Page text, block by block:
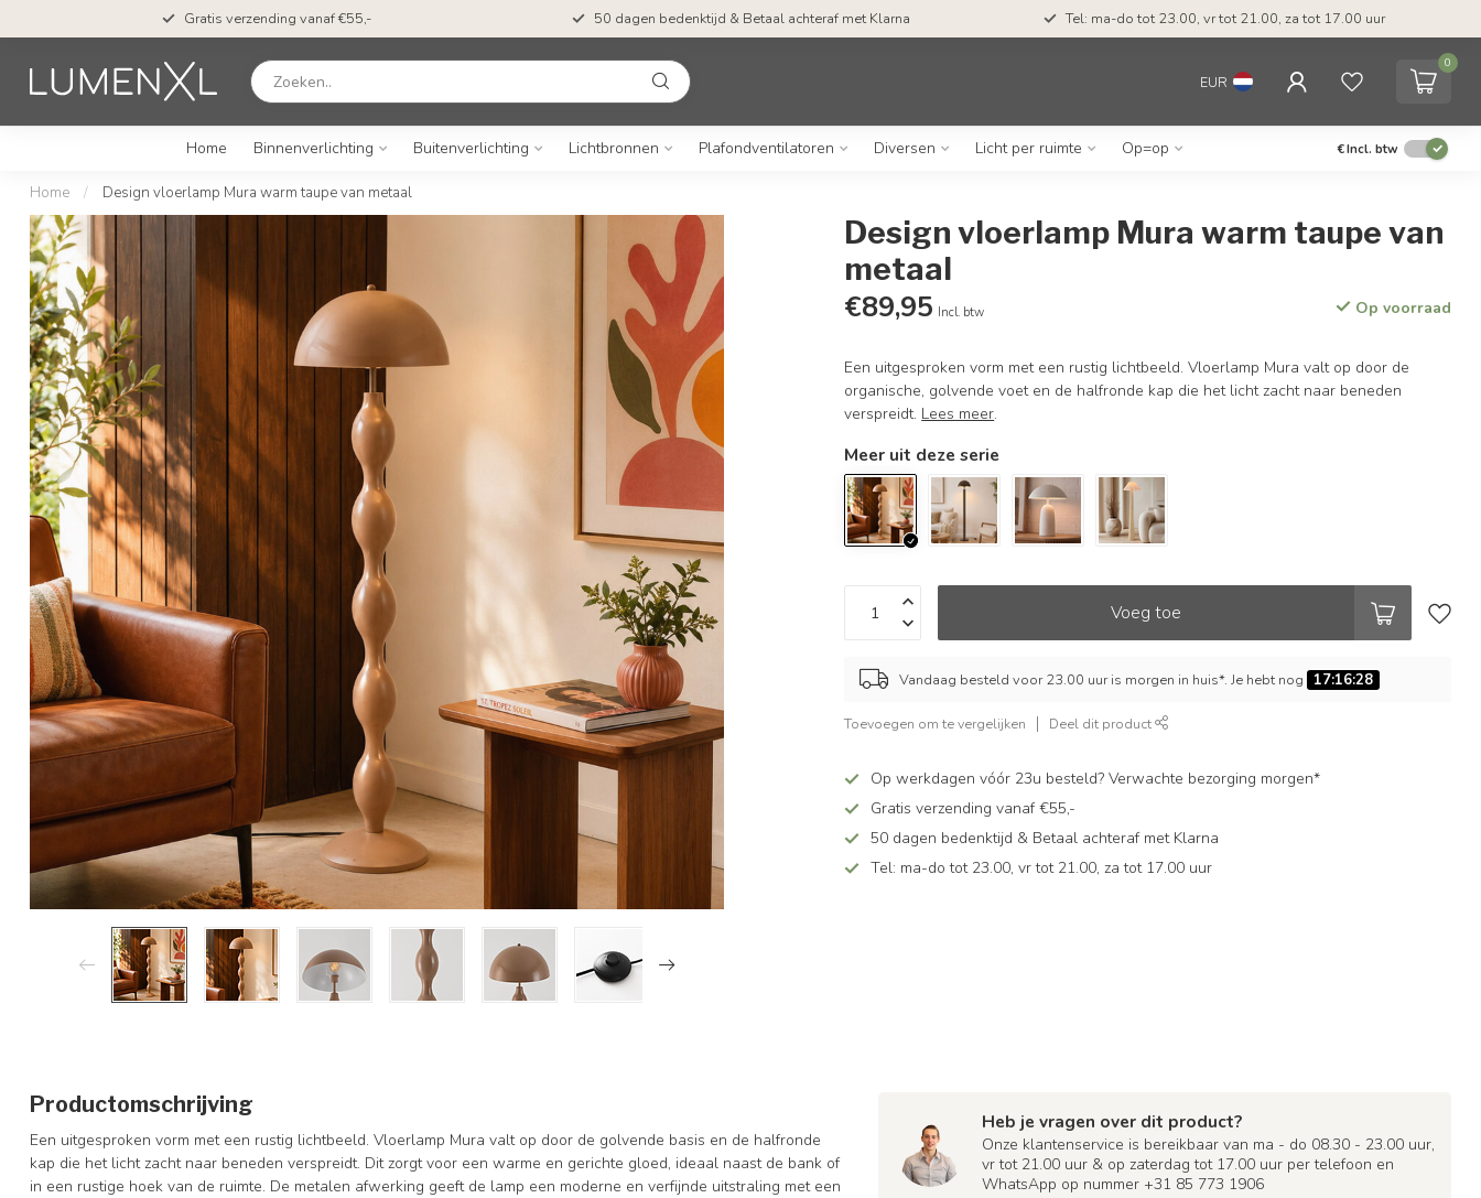
Gratis verzending vanaf €55,- 50 dagen bedenktijd & Betaal achteraf met Klarna Tel: ma-do tot 23.00, vr tot 21.00, za tot 17.00 uur
EUR
0
Home Binnenverlichting Buitenverlichting Lichtbronnen Plafondventilatoren Diversen Licht per ruimte Op=op €Incl. btw
Home / Design vloerlamp Mura warm taupe van metaal
Design vloerlamp Mura warm taupe van
metaal
€89,95 Incl. btw Op voorraad
Een uitgesproken vorm met een rustig lichtbeeld. Vloerlamp Mura valt op door de
organische, golvende voet en de halfronde kap die het licht zacht naar beneden
verspreidt. Lees meer.
Meer uit deze serie
Voeg toe
Vandaag besteld voor 23.00 uur is morgen in huis*. Je hebt nog 17:16:27
Toevoegen om te vergelijken Deel dit product
Op werkdagen vóór 23u besteld? Verwachte bezorging morgen*
Gratis verzending vanaf €55,-
50 dagen bedenktijd & Betaal achteraf met Klarna
Tel: ma-do tot 23.00, vr tot 21.00, za tot 17.00 uur
Productomschrijving
Een uitgesproken vorm met een rustig lichtbeeld. Vloerlamp Mura valt op door de golvende basis en de halfronde
kap die het licht zacht naar beneden verspreidt. Dit zorgt voor een warme en gerichte gloed, ideaal naast de bank of
in een rustige hoek van de ruimte. De metalen afwerking geeft de lamp een moderne en verfijnde uitstraling met een
Heb je vragen over dit product?
Onze klantenservice is bereikbaar van ma - do 08.30 - 23.00 uur,
vr tot 21.00 uur & op zaterdag tot 17.00 uur per telefoon en
WhatsApp op nummer +31 85 773 1906